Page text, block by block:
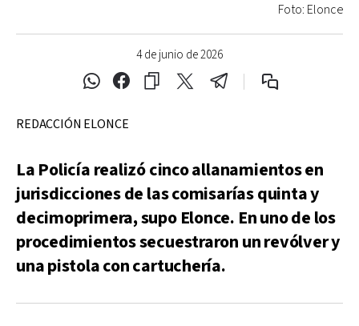
4 de junio de 2026
Foto: Elonce
REDACCIÓN ELONCE
La Policía realizó cinco allanamientos en
jurisdicciones de las comisarías quinta y
decimoprimera, supo Elonce. En uno de los
procedimientos secuestraron un revólver y
una pistola con cartuchería.